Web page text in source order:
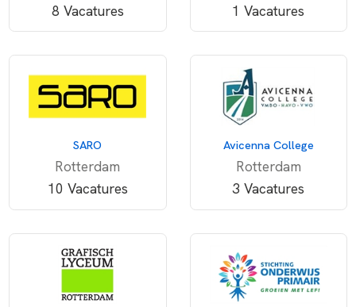
8 Vacatures
1 Vacatures
SARO
Rotterdam
10 Vacatures
Avicenna College
Rotterdam
3 Vacatures